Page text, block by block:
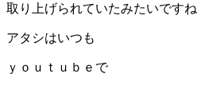
取り上げられていたみたいですね
アタシはいつも
ｙｏｕｔｕｂｅで